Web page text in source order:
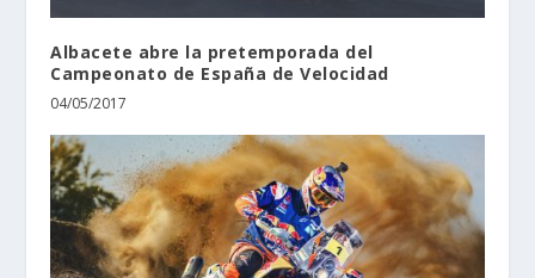
Albacete abre la pretemporada del
Campeonato de España de Velocidad
04/05/2017